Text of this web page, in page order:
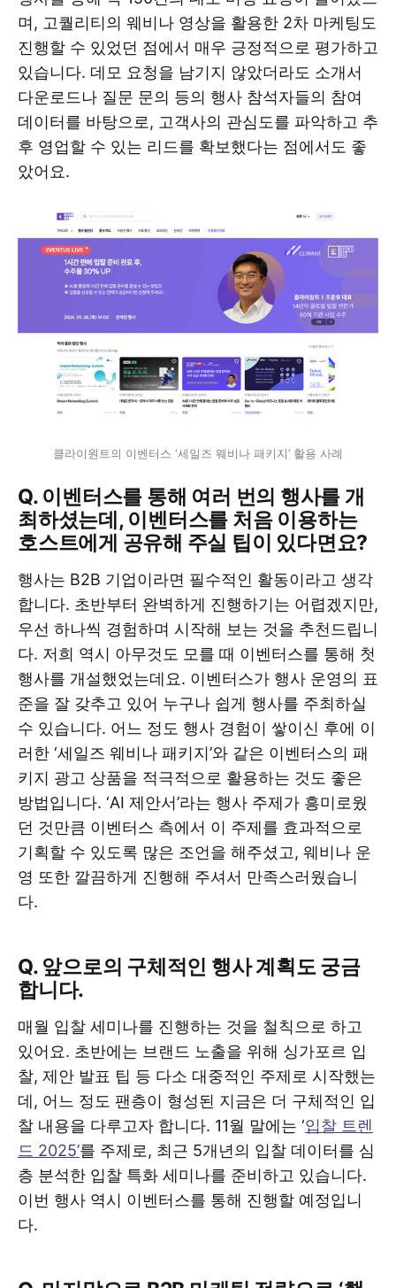
며, 고퀄리티의 웨비나 영상을 활용한 2차 마케팅도
진행할 수 있었던 점에서 매우 긍정적으로 평가하고
있습니다. 데모 요청을 남기지 않았더라도 소개서
다운로드나 질문 문의 등의 행사 참석자들의 참여
데이터를 바탕으로, 고객사의 관심도를 파악하고 추
후 영업할 수 있는 리드를 확보했다는 점에서도 좋
았어요.
클라이원트의 이벤터스 ‘세일즈 웨비나 패키지’ 활용 사례
Q. 이벤터스를 통해 여러 번의 행사를 개
최하셨는데, 이벤터스를 처음 이용하는
호스트에게 공유해 주실 팁이 있다면요?
행사는 B2B 기업이라면 필수적인 활동이라고 생각
합니다. 초반부터 완벽하게 진행하기는 어렵겠지만,
우선 하나씩 경험하며 시작해 보는 것을 추천드립니
다. 저희 역시 아무것도 모를 때 이벤터스를 통해 첫
행사를 개설했었는데요. 이벤터스가 행사 운영의 표
준을 잘 갖추고 있어 누구나 쉽게 행사를 주최하실
수 있습니다. 어느 정도 행사 경험이 쌓이신 후에 이
러한 ‘세일즈 웨비나 패키지’와 같은 이벤터스의 패
키지 광고 상품을 적극적으로 활용하는 것도 좋은
방법입니다. ‘AI 제안서’라는 행사 주제가 흥미로웠
던 것만큼 이벤터스 측에서 이 주제를 효과적으로
기획할 수 있도록 많은 조언을 해주셨고, 웨비나 운
영 또한 깔끔하게 진행해 주셔서 만족스러웠습니
다.
Q. 앞으로의 구체적인 행사 계획도 궁금
합니다.
매월 입찰 세미나를 진행하는 것을 철칙으로 하고
있어요. 초반에는 브랜드 노출을 위해 싱가포르 입
찰, 제안 발표 팁 등 다소 대중적인 주제로 시작했는
데, 어느 정도 팬층이 형성된 지금은 더 구체적인 입
찰 내용을 다루고자 합니다. 11월 말에는 ‘입찰 트렌
드 2025’를 주제로, 최근 5개년의 입찰 데이터를 심
층 분석한 입찰 특화 세미나를 준비하고 있습니다.
이번 행사 역시 이벤터스를 통해 진행할 예정입니
다.